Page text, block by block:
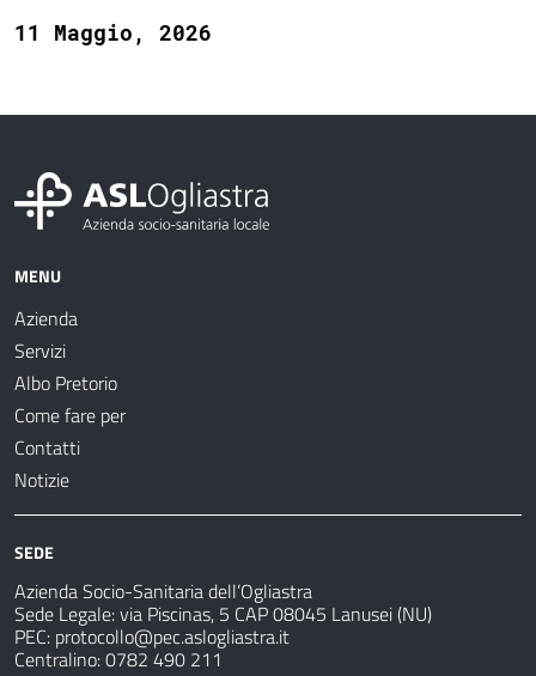
11 Maggio, 2026
MENU
Azienda
Servizi
Albo Pretorio
Come fare per
Contatti
Notizie
SEDE
Azienda Socio-Sanitaria dell’Ogliastra
Sede Legale: via Piscinas, 5 CAP 08045 Lanusei (NU)
PEC: protocollo@pec.aslogliastra.it
Centralino: 0782 490 211